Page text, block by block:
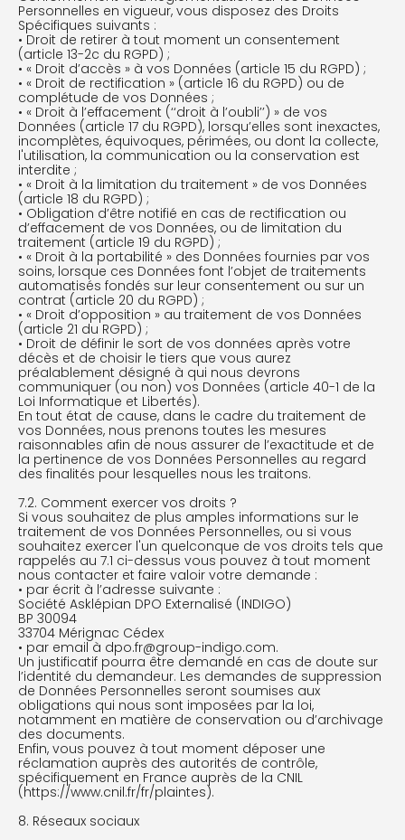
Personnelles en vigueur, vous disposez des Droits
Spécifiques suivants :
• Droit de retirer à tout moment un consentement
(article 13-2c du RGPD) ;
• « Droit d’accès » à vos Données (article 15 du RGPD) ;
• « Droit de rectification » (article 16 du RGPD) ou de
complétude de vos Données ;
• « Droit à l’effacement (‘‘droit à l’oubli’’) » de vos
Données (article 17 du RGPD), lorsqu’elles sont inexactes,
incomplètes, équivoques, périmées, ou dont la collecte,
l'utilisation, la communication ou la conservation est
interdite ;
• « Droit à la limitation du traitement » de vos Données
(article 18 du RGPD) ;
• Obligation d’être notifié en cas de rectification ou
d’effacement de vos Données, ou de limitation du
traitement (article 19 du RGPD) ;
• « Droit à la portabilité » des Données fournies par vos
soins, lorsque ces Données font l’objet de traitements
automatisés fondés sur leur consentement ou sur un
contrat (article 20 du RGPD) ;
• « Droit d’opposition » au traitement de vos Données
(article 21 du RGPD) ;
• Droit de définir le sort de vos données après votre
décès et de choisir le tiers que vous aurez
préalablement désigné à qui nous devrons
communiquer (ou non) vos Données (article 40-1 de la
Loi Informatique et Libertés).
En tout état de cause, dans le cadre du traitement de
vos Données, nous prenons toutes les mesures
raisonnables afin de nous assurer de l’exactitude et de
la pertinence de vos Données Personnelles au regard
des finalités pour lesquelles nous les traitons.
7.2. Comment exercer vos droits ?
Si vous souhaitez de plus amples informations sur le
traitement de vos Données Personnelles, ou si vous
souhaitez exercer l'un quelconque de vos droits tels que
rappelés au 7.1 ci-dessus vous pouvez à tout moment
nous contacter et faire valoir votre demande :
• par écrit à l’adresse suivante :
Société Asklépian DPO Externalisé (INDIGO)
BP 30094
33704 Mérignac Cédex
• par email à dpo.fr@group-indigo.com.
Un justificatif pourra être demandé en cas de doute sur
l’identité du demandeur. Les demandes de suppression
de Données Personnelles seront soumises aux
obligations qui nous sont imposées par la loi,
notamment en matière de conservation ou d’archivage
des documents.
Enfin, vous pouvez à tout moment déposer une
réclamation auprès des autorités de contrôle,
spécifiquement en France auprès de la CNIL
(https://www.cnil.fr/fr/plaintes).
8. Réseaux sociaux